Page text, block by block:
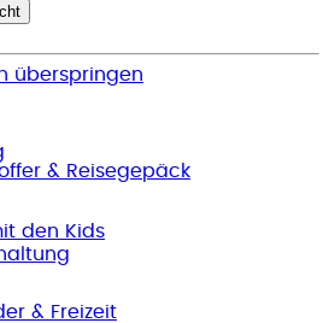
überspringen
& Reisegepäck
den Kids
& Freizeit